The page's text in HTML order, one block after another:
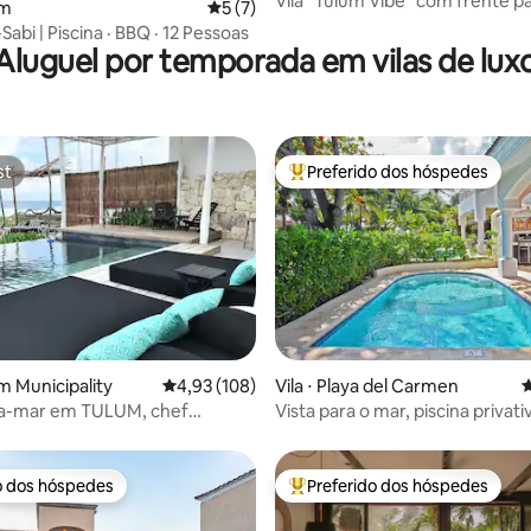
5 de uma avaliação média de 5, 7
5 (7)
| Piscina · BBQ · 12 Pessoas
por temporada em vilas de
de 5, 106 avaliações
Municipality 4,93 de uma avaliação média de 5, 108
4,93 (108)
mar em TULUM, chef
Entre os melhores preferidos
Preferido dos hóspedes
Vila ⋅ Playa del Carmen
Vista para o mar, piscina
dos hóspedes
dos hóspedes Entre os melhores preferidos
Preferido dos hóspedes